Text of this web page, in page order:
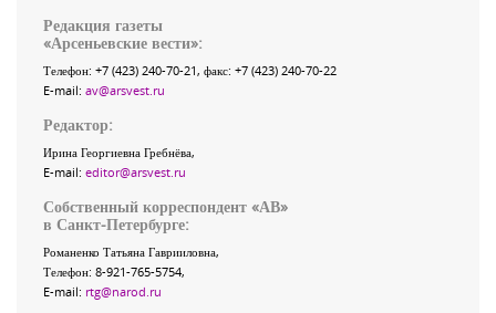
Редакция газеты
«Арсеньевские вести»:
Телефон: +7 (423) 240-70-21, факс: +7 (423) 240-70-22
E-mail: av@arsvest.ru
Редактор:
Ирина Георгиевна Гребнёва,
E-mail: editor@arsvest.ru
Собственный корреспондент «АВ»
в Санкт-Петербурге:
Романенко Татьяна Гаврииловна,
Телефон: 8-921-765-5754,
E-mail: rtg@narod.ru